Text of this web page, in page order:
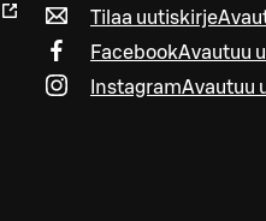
Tilaa uutiskirje
FacebookAvautuu
InstagramAvautuu